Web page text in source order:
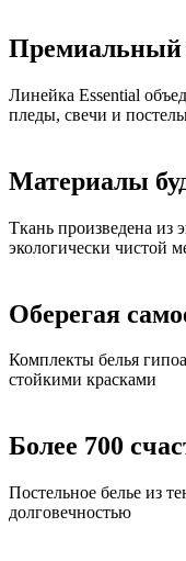
Премиальный
Линейка Essential
пледы, свечи и
Материалы
Ткань произведена из
экологически чистой
Оберегая
Комплекты белья
стойкими красками
Более 700
Постельное белье из
долговечностью